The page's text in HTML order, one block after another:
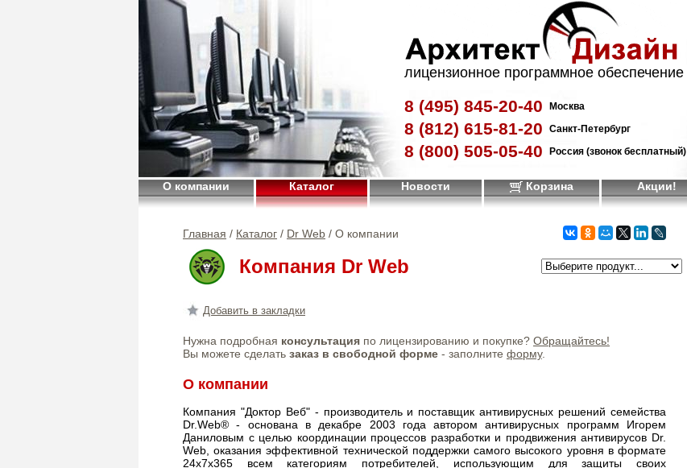
лицензионное программное обеспечение
8 (495) 845-20-40 Москва
8 (812) 615-81-20 Санкт-Петербург
8 (800) 505-05-40 Россия (звонок бесплатный)
О компании Каталог Новости Корзина Акции!
Главная / Каталог / Dr Web / О компании
Компания Dr Web
Добавить в закладки
Нужна подробная консультация по лицензированию и покупке? Обращайтесь!
Вы можете сделать заказ в свободной форме - заполните форму.
О компании
Компания "Доктор Веб" - производитель и поставщик антивирусных решений семейства
Dr.Web® - основана в декабре 2003 года автором антивирусных программ Игорем
Даниловым с целью координации процессов разработки и продвижения антивирусов Dr.
Web, оказания эффективной технической поддержки самого высокого уровня в формате
24х7х365 всем категориям потребителей, использующим для защиты своих